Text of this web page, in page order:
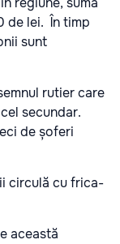
de lei. În timp
sunt
rutier care
secundar.
de șoferi
circulă cu frica-
această